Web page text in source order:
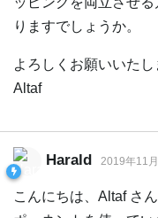
りますでしょうか。
よろしくお願いいたし
Altaf
Harald 2019年11
こんにちは、Altaf さ